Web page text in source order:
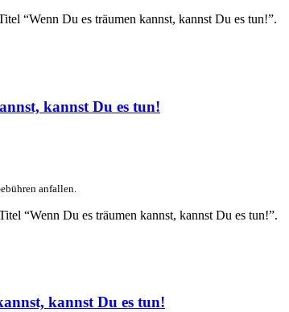
“Wenn Du es träumen kannst, kannst Du es tun!”.
kannst Du es tun!
anfallen.
“Wenn Du es träumen kannst, kannst Du es tun!”.
kannst Du es tun!